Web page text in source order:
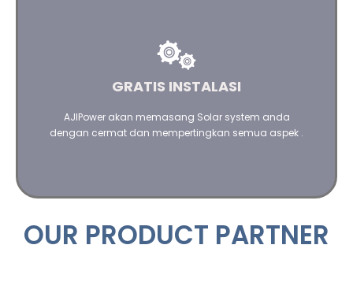
GRATIS INSTALASI
AJIPower akan memasang Solar system anda
dengan cermat dan mempertingkan semua aspek .
Kami akan mempertimbangkan segala aspek dalam
menginstalasi Solar System Anda
Hubungi kami
OUR PRODUCT PARTNER